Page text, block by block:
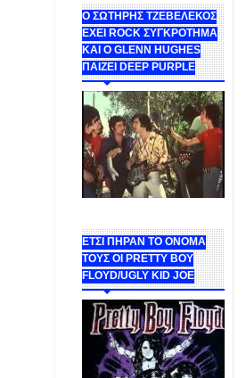
Ο ΣΩΤΗΡΗΣ ΤΖΕΒΕΛΕΚΟΣ
ΕΧΕΙ ROCK ΣΥΓΚΡΟΤΗΜΑ
ΚΑΙ Ο GLENN HUGHES
ΠΑΙΖΕΙ DEEP PURPLE
ΕΤΣΙ ΠΗΡΑΝ ΤΟ ΟΝΟΜΑ
ΤΟΥΣ ΟΙ PRETTY BOY
FLOYD/UGLY KID JOE